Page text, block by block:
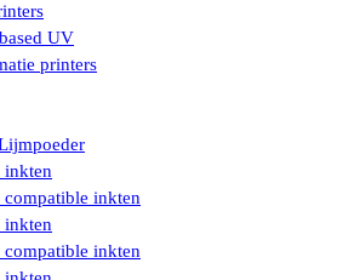
UV
printers
inkten
inkten
inkten
inkten